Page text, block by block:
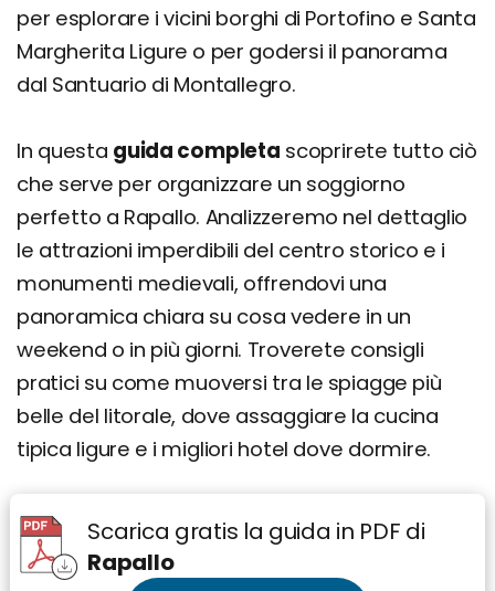
Dove si trova e come arrivare
Come muoversi
tradizionali
Focaccia al Formaggio
Farinata di Ceci
Torta Pasqualina
Trofie al Pesto
Pansoti al Sugo di Noci
Frittata di Bianchetti
Buridda e Stoccafisso
Gobeletti
Dove mangiare a Rapallo: i migliori ristoranti
locali
Dove dormire a Rapallo: i migliori quartieri dove
per esplorare i vicini borghi di Portofino e Santa
Margherita Ligure o per godersi il panorama
dal Santuario di Montallegro.
In questa guida completa scoprirete tutto ciò
che serve per organizzare un soggiorno
perfetto a Rapallo. Analizzeremo nel dettaglio
le attrazioni imperdibili del centro storico e i
monumenti medievali, offrendovi una
panoramica chiara su cosa vedere in un
weekend o in più giorni. Troverete consigli
pratici su come muoversi tra le spiagge più
belle del litorale, dove assaggiare la cucina
tipica ligure e i migliori hotel dove dormire.
Scarica gratis la guida in PDF di
Rapallo